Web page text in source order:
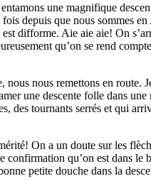
une magnifique
depuis que nous sommes
difforme. Aie aie aie! On
qu’on se rend
nous nous remettons en route.
une descente folle dans
des tournants serrés et qui
On a un doute sur les
confirmation qu’on est dans
petite douche dans la